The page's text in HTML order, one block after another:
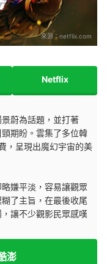
來源：netflix.com
Netflix
蔚為話題，並打著
頸期盼。雲集了多位韓
，呈現出魔幻宇宙的美
嫌平淡，容易讓觀眾
了主旨，在最後收尾
讓不少觀影民眾感嘆
澎